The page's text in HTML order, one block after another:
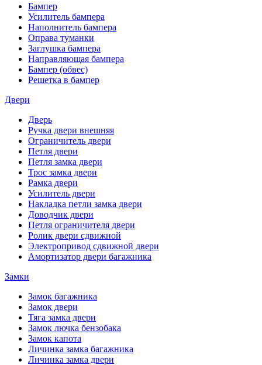
Бампер
Усилитель бампера
Наполнитель бампера
Оправа туманки
Заглушка бампера
Направляющая бампера
Бампер (обвес)
Решетка в бампер
Двери
Дверь
Ручка двери внешняя
Ограничитель двери
Петля двери
Петля замка двери
Трос замка двери
Рамка двери
Усилитель двери
Накладка петли замка двери
Доводчик двери
Петля ограничителя двери
Ролик двери сдвижной
Электропривод сдвижной двери
Амортизатор двери багажника
Замки
Замок багажника
Замок двери
Тяга замка двери
Замок лючка бензобака
Замок капота
Личинка замка багажника
Личинка замка двери